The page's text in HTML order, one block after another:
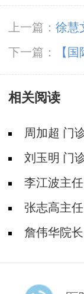
上一篇： 徐慧
下一篇：
【
日，申请可获
疗援助”，速看!
相关阅读
周加超 门
刘玉明 门
李江波主任
张志高主任
詹伟华院长